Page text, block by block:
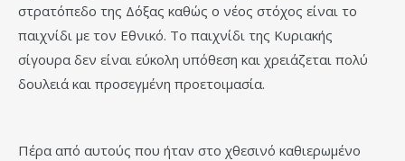
στρατόπεδο της Δόξας καθώς ο νέος στόχος είναι το
παιχνίδι με τον Εθνικό. Το παιχνίδι της Κυριακής
σίγουρα δεν είναι εύκολη υπόθεση και χρειάζεται πολύ
δουλειά και προσεγμένη προετοιμασία.
Πέρα από αυτούς που ήταν στο χθεσινό καθιερωμένο